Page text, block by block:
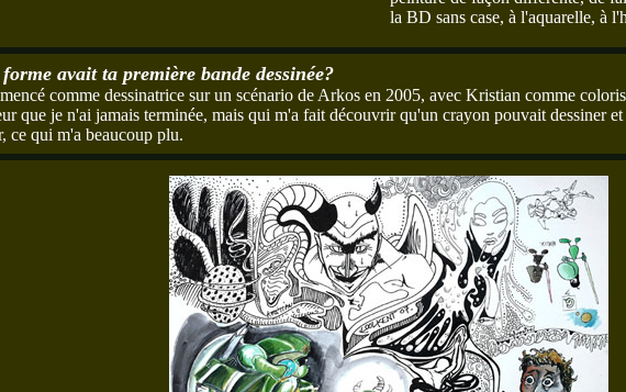
la BD sans case, à l'aquarelle, à
avait ta première bande dessinée?
comme dessinatrice sur un scénario de Arkos en 2005, avec Kristian comme
que je n'ai jamais terminée, mais qui m'a fait découvrir qu'un crayon pouvait dessiner
ce qui m'a beaucoup plu.